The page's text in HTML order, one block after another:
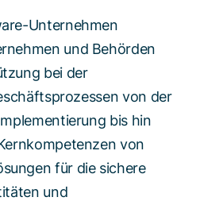
Unternehmen
und Behörden
bei der
von der
bis hin
von
für die sichere
und